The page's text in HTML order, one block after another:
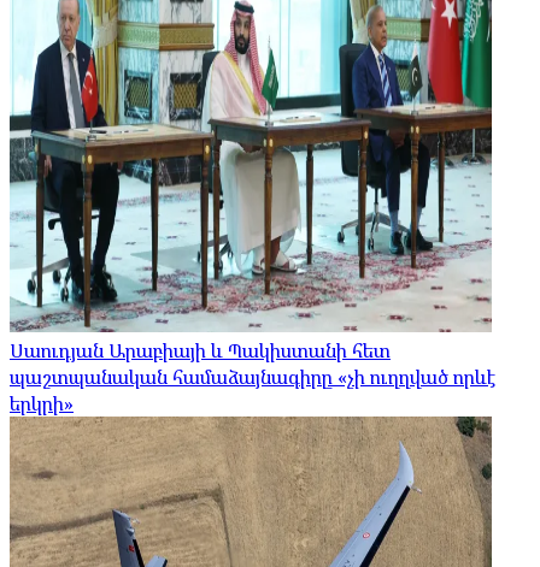
Սաուդյան Արաբիայի և Պակիստանի հետ
պաշտպանական համաձայնագիրը «չի ուղղված որևէ
երկրի»